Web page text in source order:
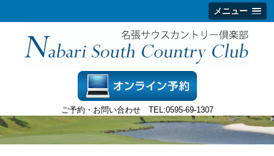
メニュー
ご予約・お問い合わせ TEL:0595-69-1307